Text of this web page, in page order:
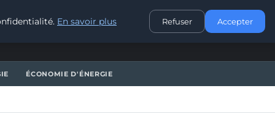
CONTACT
ÉCONOMIE D'ÉNERGIE
En savoir plus Refuser Accepter